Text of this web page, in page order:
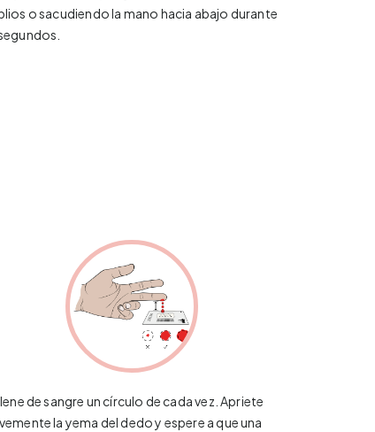
o sacudiendo la mano hacia abajo durante
de sangre un círculo de cada vez. Apriete
la yema del dedo y espere a que una